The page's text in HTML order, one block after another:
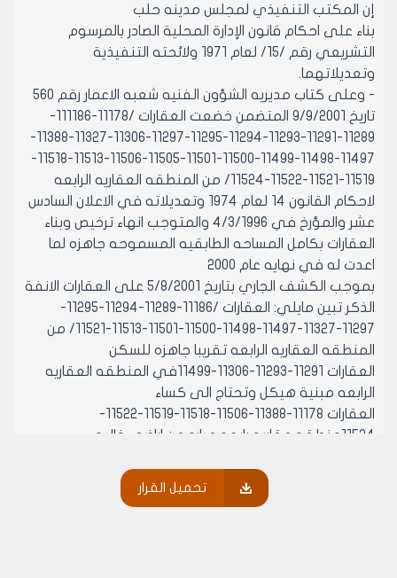
إن المكتب التنفيذي لمجلس مدينه حلب
بناء على احكام قانون الإدارة المحلية الصادر بالمرسوم
التشريعي رقم /15/ لعام 1971 ولائحته التنفيذية
وتعديلاتهما.
- وعلى كتاب مديريه الشؤون الفنيه شعبه الاعمار رقم 560
تاريخ 9/9/2001 المتضمن خضعت العقارات /11178-111186-
11289-11291-11293-11294-11295-11297-11306-11327-11388-
11497-11498-11499-11500-11501-11505-11506-11513-11518-
11519-11521-11522-11524/ من المنطقه العقاريه الرابعه
لاحكام القانون 14 لعام 1974 وتعديلاته في الاعلان السادس
عشر والمؤرخ في 4/3/1996 والمتوجب انهاء ترخيص وبناء
العقارات بكامل المساحه الطابقيه المسموحه جاهزه لما
اعدت له في نهايه عام 2000
بموجب الكشف الجاري بتاريخ 5/8/2001 على العقارات الانفة
الذكر تبين مايلي: العقارات /11186-11289-11294-11295-
11297-11327-11497-11498-11500-11501-11513-11521/ من
المنطقه العقاريه الرابعه تقريبا جاهزه للسكن
العقارات 11291-11293-11306-11499في المنطقه العقاريه
الرابعه مبنية هيكل وتحتاج الى كساء
العقارات 11178-11388-11506-11518-11519-11522-
11524منطقه عقاريه رابعه عباره عن اراضي خاليه
11499 منطقه عقاريه رابعه باستدعائهم المرفقة طيا
تحميل القرار